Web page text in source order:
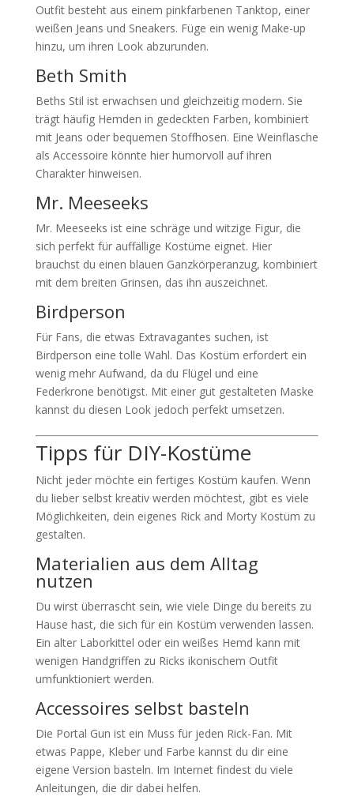
Outfit besteht aus einem pinkfarbenen Tanktop, einer
weißen Jeans und Sneakers. Füge ein wenig Make-up
hinzu, um ihren Look abzurunden.
Beth Smith
Beths Stil ist erwachsen und gleichzeitig modern. Sie
trägt häufig Hemden in gedeckten Farben, kombiniert
mit Jeans oder bequemen Stoffhosen. Eine Weinflasche
als Accessoire könnte hier humorvoll auf ihren
Charakter hinweisen.
Mr. Meeseeks
Mr. Meeseeks ist eine schräge und witzige Figur, die
sich perfekt für auffällige Kostüme eignet. Hier
brauchst du einen blauen Ganzkörperanzug, kombiniert
mit dem breiten Grinsen, das ihn auszeichnet.
Birdperson
Für Fans, die etwas Extravagantes suchen, ist
Birdperson eine tolle Wahl. Das Kostüm erfordert ein
wenig mehr Aufwand, da du Flügel und eine
Federkrone benötigst. Mit einer gut gestalteten Maske
kannst du diesen Look jedoch perfekt umsetzen.
Tipps für DIY-Kostüme
Nicht jeder möchte ein fertiges Kostüm kaufen. Wenn
du lieber selbst kreativ werden möchtest, gibt es viele
Möglichkeiten, dein eigenes Rick and Morty Kostüm zu
gestalten.
Materialien aus dem Alltag
nutzen
Du wirst überrascht sein, wie viele Dinge du bereits zu
Hause hast, die sich für ein Kostüm verwenden lassen.
Ein alter Laborkittel oder ein weißes Hemd kann mit
wenigen Handgriffen zu Ricks ikonischem Outfit
umfunktioniert werden.
Accessoires selbst basteln
Die Portal Gun ist ein Muss für jeden Rick-Fan. Mit
etwas Pappe, Kleber und Farbe kannst du dir eine
eigene Version basteln. Im Internet findest du viele
Anleitungen, die dir dabei helfen.